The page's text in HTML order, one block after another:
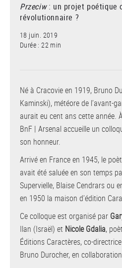
Przeciw: un projet poétique
révolutionnaire ?
18 juin. 2019
Durée : 22 min
Né à Cracovie en 1919, Bruno
Kaminski), météore de l’avant-
aurait eu cent ans cette année.
BnF | Arsenal accueille un
son honneur.
Arrivé en France en 1945, le
avait été saluée en son temps
Supervielle, Blaise Cendrars ou
en 1950 la maison d’édition
Ce colloque est organisé par
Ilan (Israël) et Nicole Gdalia,
Éditions Caractères, co-directrice
Bruno Durocher, en